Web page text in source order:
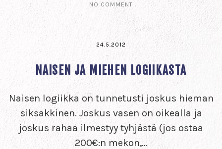
NO COMMENT
24.5.2012
NAISEN JA MIEHEN LOGIIKASTA
Naisen logiikka on tunnetusti joskus hieman
siksakkinen. Joskus vasen on oikealla ja
joskus rahaa ilmestyy tyhjästä (jos ostaa
200€:n mekon,…